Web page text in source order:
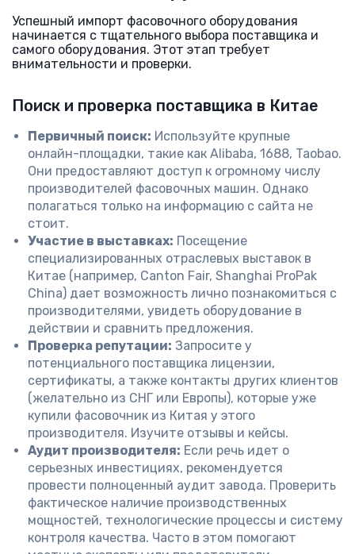
Успешный импорт фасовочного оборудования
начинается с тщательного выбора поставщика и
самого оборудования. Этот этап требует
внимательности и проверки.
Поиск и проверка поставщика в Китае
Первичный поиск: Используйте крупные
онлайн-площадки, такие как Alibaba, 1688, Taobao.
Они предоставляют доступ к огромному числу
производителей фасовочных машин. Однако
полагаться только на информацию с сайта не
стоит.
Участие в выставках: Посещение
специализированных отраслевых выставок в
Китае (например, Canton Fair, Shanghai ProPak
China) дает возможность лично познакомиться с
производителями, увидеть оборудование в
действии и сравнить предложения.
Проверка репутации: Запросите у
потенциального поставщика лицензии,
сертификаты, а также контакты других клиентов
(желательно из СНГ или Европы), которые уже
купили фасовочник из Китая у этого
производителя. Изучите отзывы и кейсы.
Аудит производителя: Если речь идет о
серьезных инвестициях, рекомендуется
провести полноценный аудит завода. Проверить
фактическое наличие производственных
мощностей, технологические процессы и систему
контроля качества. Часто в этом помогают